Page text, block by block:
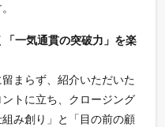
一気通貫の突破力」を楽
まらず、紹介いただいた
トに立ち、クロージング
み創り」と「目の前の顧